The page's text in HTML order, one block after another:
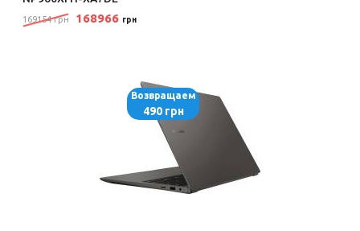
169154 грн 168966 грн
Возвращаем
490 грн